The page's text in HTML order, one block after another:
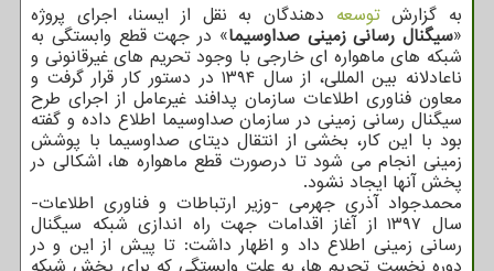
به گزارشتوسعه دهندگان به نقل از ایسنا، اجرای پروژه
«سیگنال رسانی زمینی صداوسیما» در جهت قطع وابستگی به
شبکه های ماهواره ای خارجی با وجود تحریم های غیرقانونی و
ناعادلانه بین المللی، از سال ۱۳۹۴ در دستور کار قرار گرفت و
معاون فناوری اطلاعات سازمان پدافند غیرعامل از اجرای طرح
سیگنال رسانی زمینی در سازمان صداوسیما اطلاع داده و گفته
بود با این کار، بخشی از انتقال دیتای صداوسیما با پوشش
زمینی انجام می شود تا درصورت قطع ماهواره ها، اشکالی در
پخش آنها ایجاد نشود.
محمدجواد آذری جهرمی -وزیر ارتباطات و فناوری اطلاعات-
سال ۱۳۹۷ از آغاز اقدامات جهت راه اندازی شبکه سیگنال
رسانی زمینی اطلاع داد و اظهار داشت: تا پیش از این و در